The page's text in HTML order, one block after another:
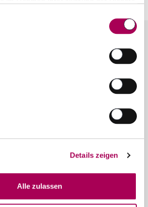
Details zeigen
Alle zulassen